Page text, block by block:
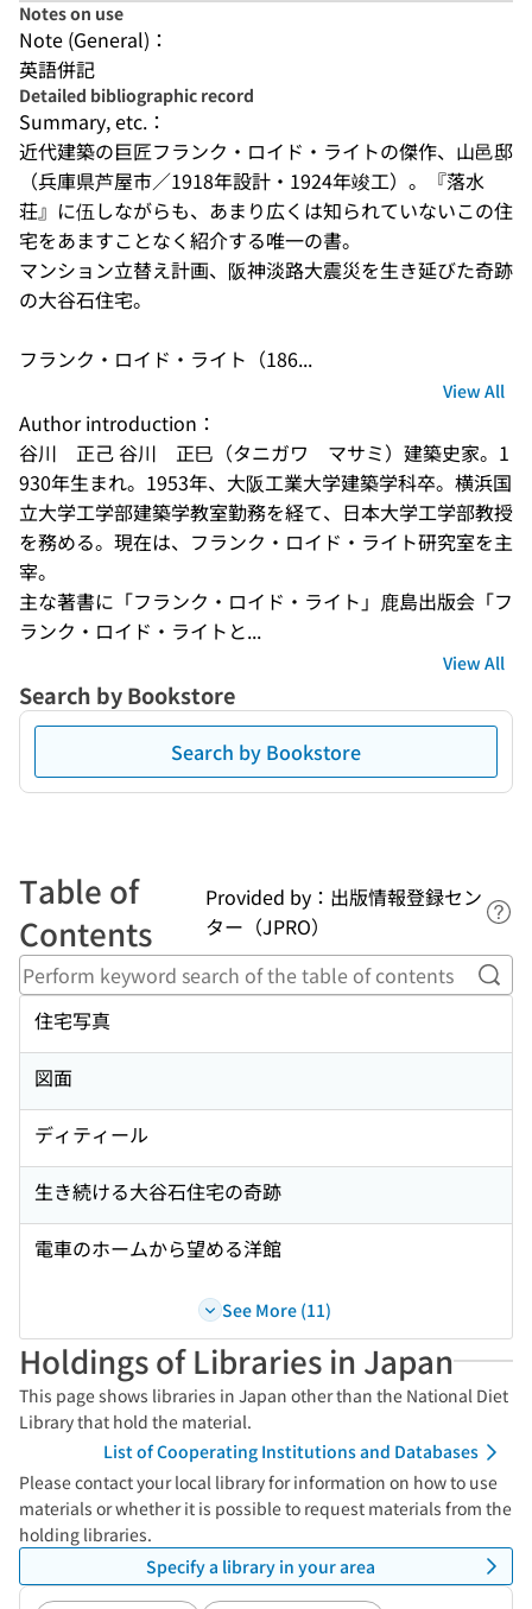
Notes on use
Note (General)：
英語併記
Detailed bibliographic record
Summary, etc.：
近代建築の巨匠フランク・ロイド・ライトの傑作、山邑邸
（兵庫県芦屋市／1918年設計・1924年竣工）。『落水
荘』に伍しながらも、あまり広くは知られていないこの住
宅をあますことなく紹介する唯一の書。
マンション立替え計画、阪神淡路大震災を生き延びた奇跡
の大谷石住宅。
フランク・ロイド・ライト（186...
View All
Author introduction：
谷川　正己 谷川　正巳（タニガワ　マサミ）建築史家。1
930年生まれ。1953年、大阪工業大学建築学科卒。横浜国
立大学工学部建築学教室勤務を経て、日本大学工学部教授
を務める。現在は、フランク・ロイド・ライト研究室を主
宰。
主な著書に「フランク・ロイド・ライト」鹿島出版会「フ
ランク・ロイド・ライトと...
View All
Search by Bookstore
Search by Bookstore
Table of
Contents
Provided by：出版情報登録セン
ター（JPRO）
住宅写真
図面
ディティール
生き続ける大谷石住宅の奇跡
電車のホームから望める洋館
See More (11)
Holdings of Libraries in Japan
This page shows libraries in Japan other than the National Diet
Library that hold the material.
List of Cooperating Institutions and Databases
Please contact your local library for information on how to use
materials or whether it is possible to request materials from the
holding libraries.
Specify a library in your area